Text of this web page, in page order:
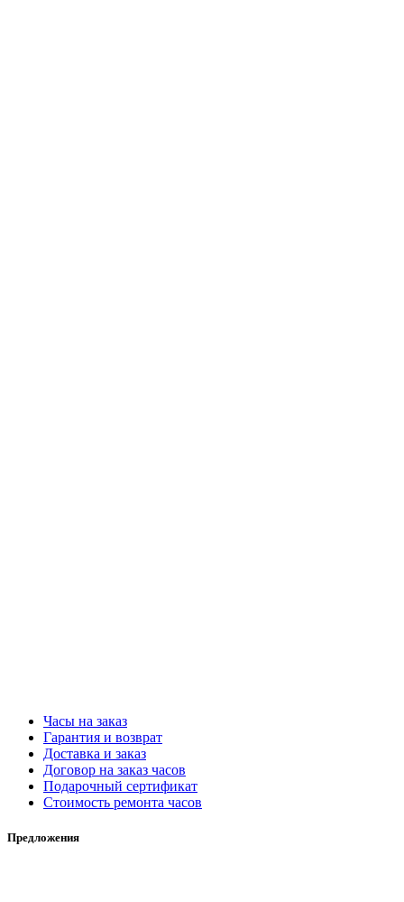
Часы на заказ
Гарантия и возврат
Доставка и заказ
Договор на заказ часов
Подарочный сертификат
Стоимость ремонта часов
Предложения